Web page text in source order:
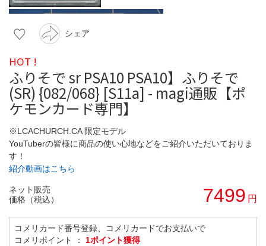
シェア
HOT !
ふりそで sr PSA10 PSA10】ふりそで
(SR) {082/068} [S11a] - magi通販【ポ
ケモンカード専門】
※LCACHURCH.CA 限定モデル
YouTuberの皆様に商品の使い心地などをご紹介いただいておりま
す！
紹介動画はこちら
ネット販売
価格（税込）
7499 円
コメリカード番号登録、コメリカードでお支払いで
コメリポイント ： 1ポイント獲得